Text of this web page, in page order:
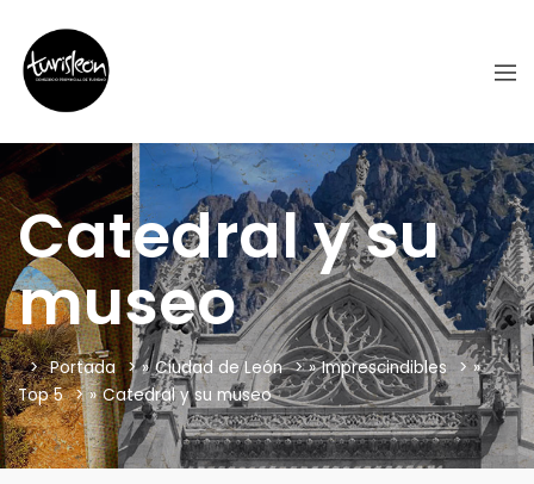
Catedral y su
museo
Portada » Ciudad de León » Imprescindibles
»
Top 5
» Catedral y su museo